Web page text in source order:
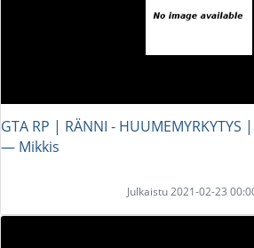
GTA RP | RÄNNI -
― Mikkis
Julkaistu 2021-02-23